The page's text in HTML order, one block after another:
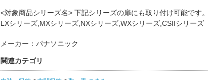
<対象商品シリーズ名> 下記シリーズの扉にも取り付け可能です。
LXシリーズ,MXシリーズ,NXシリーズ,WXシリーズ,CSIIシリーズ
メーカー：パナソニック
関連カテゴリ